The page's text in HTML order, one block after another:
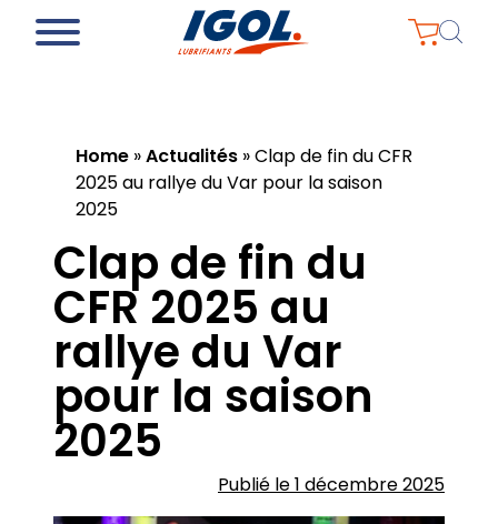
Home »Actualités »Clap de fin du CFR
2025 au rallye du Var pour la saison
2025
Clap de fin du
CFR 2025 au
rallye du Var
pour la saison
2025
Publié le 1 décembre 2025